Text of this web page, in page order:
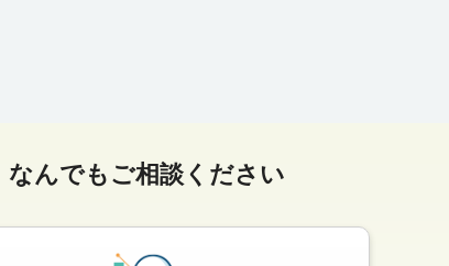
なんでもご相談ください